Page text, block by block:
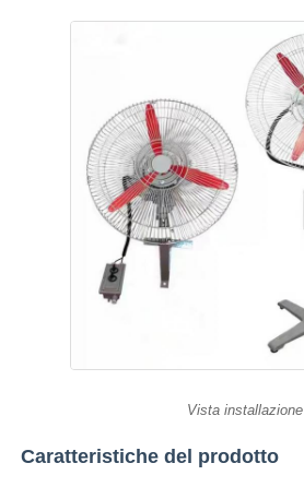
Vista installazione
Caratteristiche del prodotto